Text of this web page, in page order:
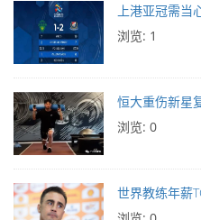
上港亚冠需当
浏览: 1
恒大重伤新星
浏览: 0
世界教练年薪